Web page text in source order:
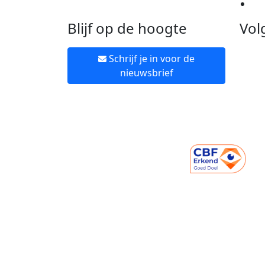
Blijf op de hoogte
Schrijf je in voor de
nieuwsbrief